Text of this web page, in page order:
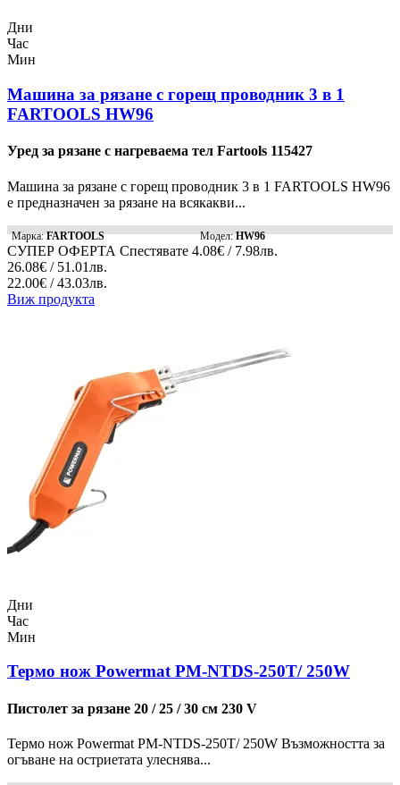
Дни
Час
Мин
Машина за рязане с горещ проводник 3 в 1
FARTOOLS HW96
Уред за рязане с нагреваема тел Fartools 115427
Машина за рязане с горещ проводник 3 в 1 FARTOOLS HW96
е предназначен за рязане на всякакви...
Марка:FARTOOLS Модел:HW96
СУПЕР ОФЕРТА Спестявате 4.08€ / 7.98лв.
26.08€ / 51.01лв.
22.00€ / 43.03лв.
Виж продукта
Дни
Час
Мин
Термо нож Powermat PM-NTDS-250T/ 250W
Пистолет за рязане 20 / 25 / 30 см 230 V
Термо нож Powermat PM-NTDS-250T/ 250W Възможността за
огъване на остриетата улеснява...